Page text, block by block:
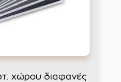
χώρου διαφανές